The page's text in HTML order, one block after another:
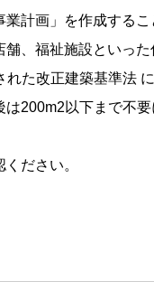
計画」を作成する
、福祉施設といっ
れた改正建築基準法
200m2以下まで不
ださい。